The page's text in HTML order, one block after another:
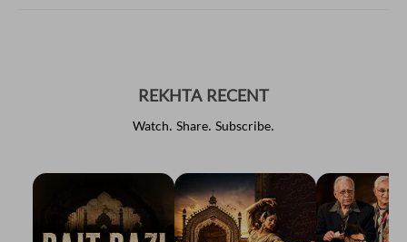
REKHTA RECENT
Watch. Share. Subscribe.